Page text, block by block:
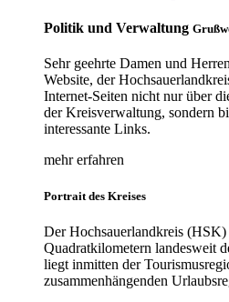
Politik und Verwaltung
Sehr geehrte Damen und
Website, der
Internet-Seiten nicht nur über
der Kreisverwaltung, sondern
interessante Links.
mehr erfahren
Portrait des Kreises
Der Hochsauerlandkreis
Quadratkilometern landesweit
liegt inmitten der
zusammenhängenden